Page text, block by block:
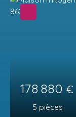
178 880 €
5 pièces